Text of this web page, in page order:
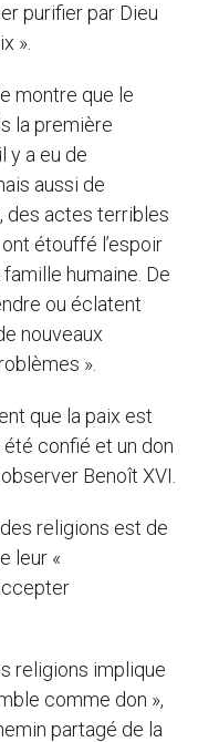
purifier par Dieu
».
montre que le
la première
y a eu de
aussi de
des actes terribles
étouffé l’espoir
humaine. De
ou éclatent
nouveaux
».
que la paix est
confié et un don
Benoît XVI.
religions est de
leur «
religions implique
comme don »,
partagé de la